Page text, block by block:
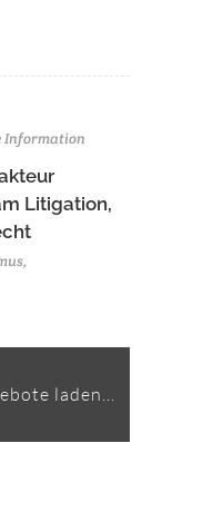
Information
Litigation,
laden...